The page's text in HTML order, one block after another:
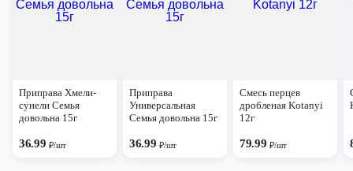
Приправа Хмели-
сунели Семья
довольна 15г
36.99₽/шт
Приправа
Универсальная
Семья довольна 15г
36.99₽/шт
Смесь перцев
дробленая Kotanyi
12г
79.99₽/шт